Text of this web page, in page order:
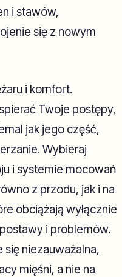
i stawów,
się z nowym
i komfort.
Twoje postępy,
jak jego część,
Wybieraj
i systemie mocowań
z przodu, jak i na
obciążają wyłącznie
i problemów.
się niezauważalna,
mięśni, a nie na